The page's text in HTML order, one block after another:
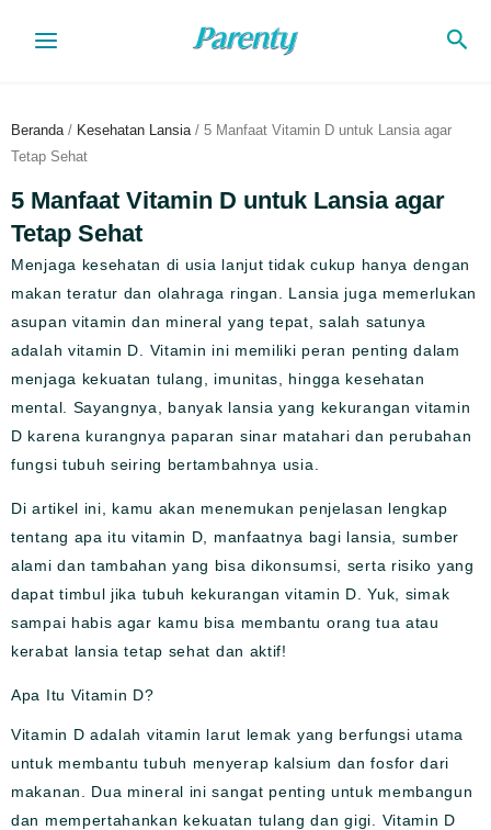
Cari
Beranda / Kesehatan Lansia / 5 Manfaat Vitamin D untuk Lansia agar
Tetap Sehat
5 Manfaat Vitamin D untuk Lansia agar
Tetap Sehat
Menjaga kesehatan di usia lanjut tidak cukup hanya dengan
makan teratur dan olahraga ringan. Lansia juga memerlukan
asupan vitamin dan mineral yang tepat, salah satunya
adalah vitamin D. Vitamin ini memiliki peran penting dalam
menjaga kekuatan tulang, imunitas, hingga kesehatan
mental. Sayangnya, banyak lansia yang kekurangan vitamin
D karena kurangnya paparan sinar matahari dan perubahan
fungsi tubuh seiring bertambahnya usia.
Di artikel ini, kamu akan menemukan penjelasan lengkap
tentang apa itu vitamin D, manfaatnya bagi lansia, sumber
alami dan tambahan yang bisa dikonsumsi, serta risiko yang
dapat timbul jika tubuh kekurangan vitamin D. Yuk, simak
sampai habis agar kamu bisa membantu orang tua atau
kerabat lansia tetap sehat dan aktif!
Apa Itu Vitamin D?
Vitamin D adalah vitamin larut lemak yang berfungsi utama
untuk membantu tubuh menyerap kalsium dan fosfor dari
makanan. Dua mineral ini sangat penting untuk membangun
dan mempertahankan kekuatan tulang dan gigi. Vitamin D